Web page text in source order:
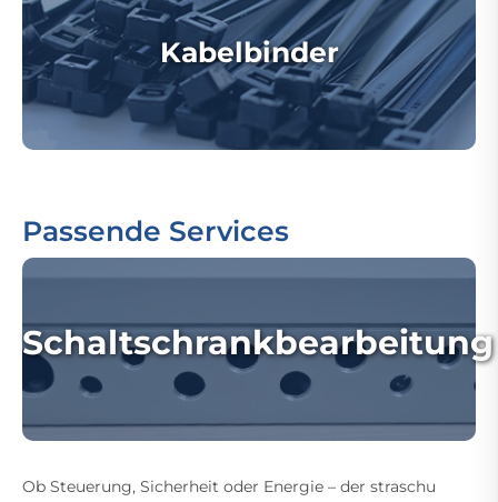
Kabelbinder
Passende Services
Schaltschrankbearbeitung
Ob Steuerung, Sicherheit oder Energie – der straschu